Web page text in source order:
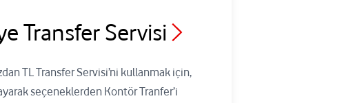
Transfer Servisi
TL Transfer Servisi’ni kullanmak için,
seçeneklerden Kontör Tranfer’i